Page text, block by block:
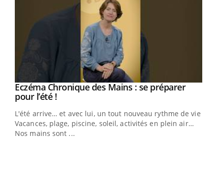
Youtube
Eczéma Chronique des Mains : se préparer
pour l’été !Youtube
L'été arrive… et avec lui, un tout nouveau rythme de vie !
Vacances, plage, piscine, soleil, activités en plein air…
Nos mains sont ...